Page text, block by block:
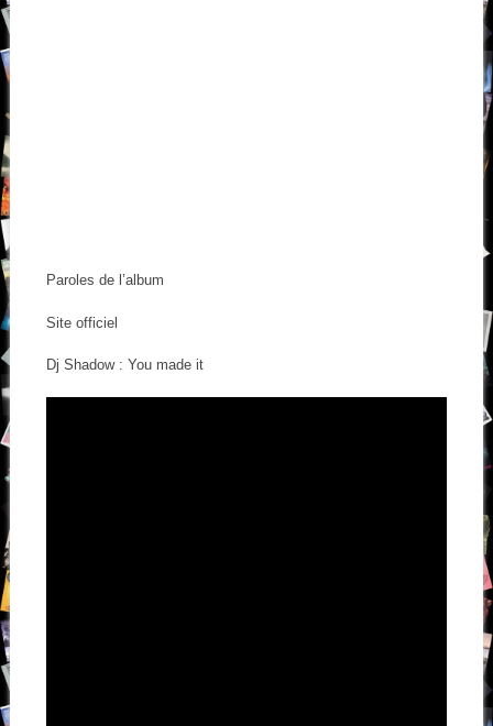
Paroles de l’album
Site officiel
Dj Shadow : You made it